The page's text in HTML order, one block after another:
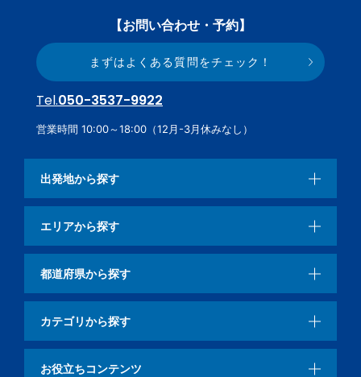
【お問い合わせ・予約】
まずはよくある質問をチェック！
Tel.050-3537-9922
営業時間 10:00～18:00（12月-3月休みなし）
出発地から探す
エリアから探す
都道府県から探す
カテゴリから探す
お役立ちコンテンツ